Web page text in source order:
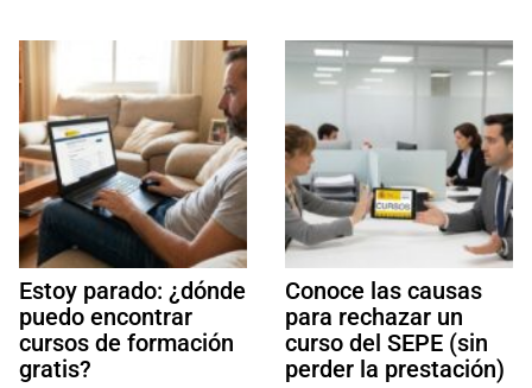
Estoy parado: ¿dónde
puedo encontrar
cursos de formación
gratis?
Conoce las causas
para rechazar un
curso del SEPE (sin
perder la prestación)